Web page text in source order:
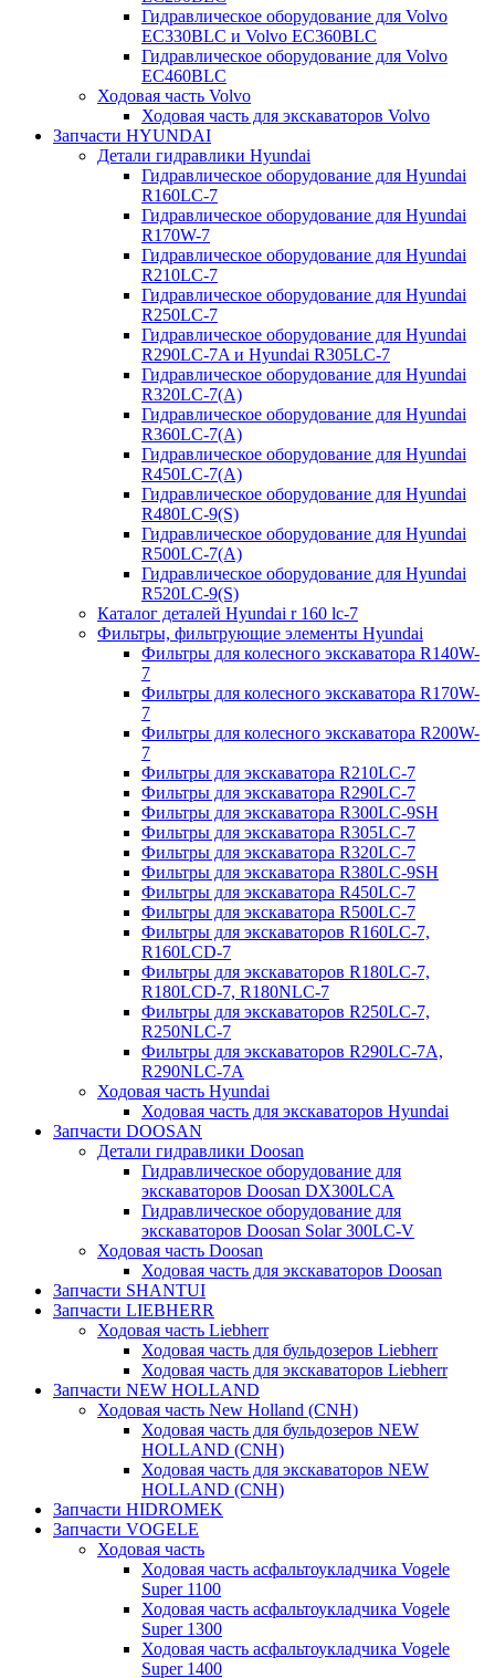
Гидравлическое оборудование для Volvo
EC330BLC и Volvo EC360BLC
Гидравлическое оборудование для Volvo
EC460BLC
Ходовая часть Volvo
Ходовая часть для экскаваторов Volvo
Запчасти HYUNDAI
Детали гидравлики Hyundai
Гидравлическое оборудование для Hyundai
R160LC-7
Гидравлическое оборудование для Hyundai
R170W-7
Гидравлическое оборудование для Hyundai
R210LC-7
Гидравлическое оборудование для Hyundai
R250LC-7
Гидравлическое оборудование для Hyundai
R290LC-7A и Hyundai R305LC-7
Гидравлическое оборудование для Hyundai
R320LC-7(A)
Гидравлическое оборудование для Hyundai
R360LC-7(A)
Гидравлическое оборудование для Hyundai
R450LC-7(A)
Гидравлическое оборудование для Hyundai
R480LC-9(S)
Гидравлическое оборудование для Hyundai
R500LC-7(A)
Гидравлическое оборудование для Hyundai
R520LC-9(S)
Каталог деталей Hyundai r 160 lc-7
Фильтры, фильтрующие элементы Hyundai
Фильтры для колесного экскаватора R140W-
7
Фильтры для колесного экскаватора R170W-
7
Фильтры для колесного экскаватора R200W-
7
Фильтры для экскаватора R210LC-7
Фильтры для экскаватора R290LC-7
Фильтры для экскаватора R300LC-9SH
Фильтры для экскаватора R305LC-7
Фильтры для экскаватора R320LC-7
Фильтры для экскаватора R380LC-9SH
Фильтры для экскаватора R450LC-7
Фильтры для экскаватора R500LC-7
Фильтры для экскаваторов R160LC-7,
R160LCD-7
Фильтры для экскаваторов R180LC-7,
R180LCD-7, R180NLC-7
Фильтры для экскаваторов R250LC-7,
R250NLC-7
Фильтры для экскаваторов R290LC-7A,
R290NLC-7A
Ходовая часть Hyundai
Ходовая часть для экскаваторов Hyundai
Запчасти DOOSAN
Детали гидравлики Doosan
Гидравлическое оборудование для
экскаваторов Doosan DX300LCA
Гидравлическое оборудование для
экскаваторов Doosan Solar 300LC-V
Ходовая часть Doosan
Ходовая часть для экскаваторов Doosan
Запчасти SHANTUI
Запчасти LIEBHERR
Ходовая часть Liebherr
Ходовая часть для бульдозеров Liebherr
Ходовая часть для экскаваторов Liebherr
Запчасти NEW HOLLAND
Ходовая часть New Holland (CNH)
Ходовая часть для бульдозеров NEW
HOLLAND (CNH)
Ходовая часть для экскаваторов NEW
HOLLAND (CNH)
Запчасти HIDROMEK
Запчасти VOGELE
Ходовая часть
Ходовая часть асфальтоукладчика Vogele
Super 1100
Ходовая часть асфальтоукладчика Vogele
Super 1300
Ходовая часть асфальтоукладчика Vogele
Super 1400